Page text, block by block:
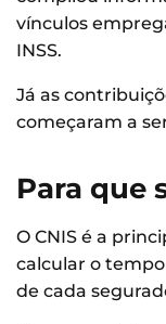
vínculos
INSS.
Já as
começaram a
Para que
O CNIS é a
calcular o
de cada